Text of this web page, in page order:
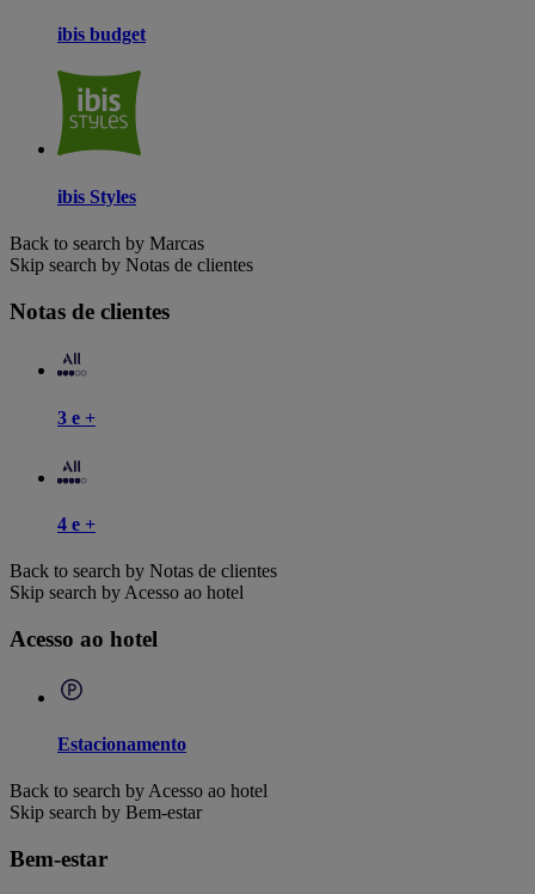
ibis budget
ibis Styles
Back to search by Marcas
Skip search by Notas de clientes
Notas de clientes
3 e +
4 e +
Back to search by Notas de clientes
Skip search by Acesso ao hotel
Acesso ao hotel
Estacionamento
Back to search by Acesso ao hotel
Skip search by Bem-estar
Bem-estar